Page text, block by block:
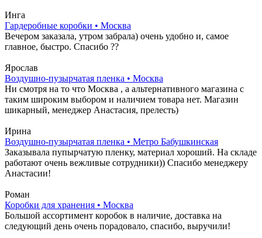
Инга
Гардеробные коробки • Москва
Вечером заказала, утром забрала) очень удобно и, самое
главное, быстро. Спасибо ??
Ярослав
Воздушно-пузырчатая пленка • Москва
Ни смотря на то что Москва , а альтернативного магазина с
таким широким выбором и наличием товара нет. Магазин
шикарный, менеджер Анастасия, прелесть)
Ирина
Воздушно-пузырчатая пленка • Метро Бабушкинская
Заказывала пупырчатую пленку, материал хороший. На складе
работают очень вежливые сотрудники)) Спасибо менеджеру
Анастасии!
Роман
Коробки для хранения • Москва
Большой ассортимент коробок в наличие, доставка на
следующий день очень порадовало, спасибо, выручили!